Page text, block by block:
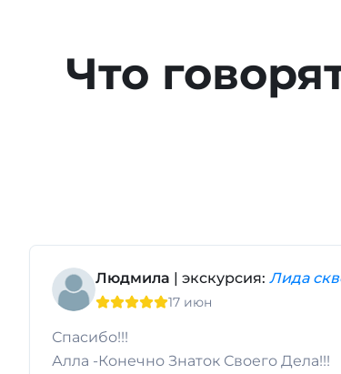
Что
Людмила | экскурсия: Лида
17 июн
Спасибо!!!
Алла -Конечно Знаток Своего Дела!!!